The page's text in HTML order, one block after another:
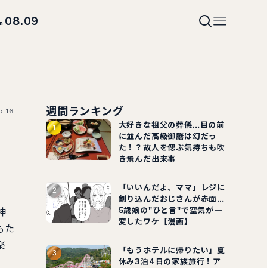
08.09
16
た
週間ランキング
大好きな祖父の葬儀…目の前
に並んだ高級御膳は幻だっ
た！？故人を偲ぶ気持ちも吹
き飛んだ出来事
「いいんだよ、ママ」レジに
割り込んだおじさんが赤面…
5歳娘の"ひと言"で空気が一
変したワケ【漫画】
「もうホテルに帰りたい」夏
休み3泊4日の家族旅行！ア